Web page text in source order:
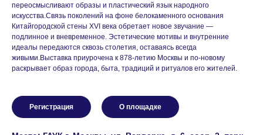
переосмысливают образы и пластический язык народного
искусства.Связь поколений на фоне белокаменного основания
Китайгородской стены XVI века обретает новое звучание —
подлинное и вневременное. Эстетические мотивы и внутренние
идеалы передаются сквозь столетия, оставаясь всегда
живыми.Выставка приурочена к 878-летию Москвы и по-новому
раскрывает образ города, быта, традиций и ритуалов его жителей.
Регистрация О площадке